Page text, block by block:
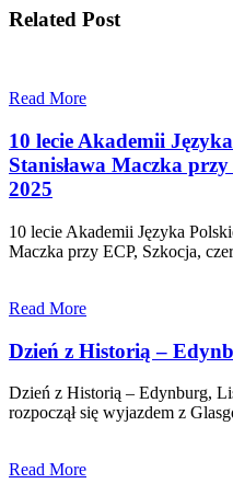
Related Post
Read More
10 lecie Akademii
Stanisława Maczka
2025
10 lecie Akademii Języka
Maczka przy ECP, Szkocja,
Read More
Dzień z Historią –
Dzień z Historią – Edynburg,
rozpoczął się wyjazdem z
Read More